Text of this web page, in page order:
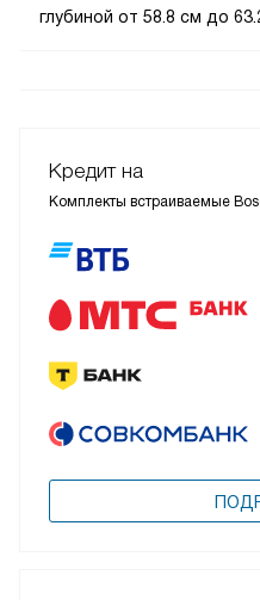
глубиной от 58.8 см до
Кредит на
Комплекты встраиваемые